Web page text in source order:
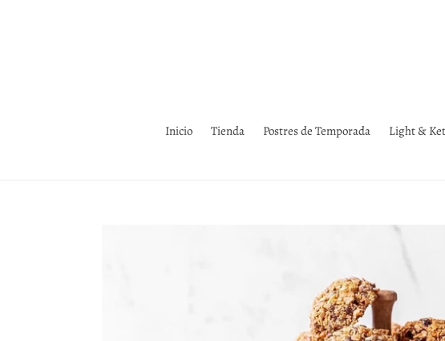
Inicio Tienda Postres de Temporada Light &